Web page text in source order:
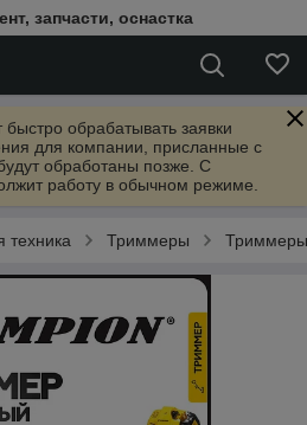
запчасти, оснастка
обрабатывать заявки
для компании, присланные с
обработаны позже. С
работу в обычном режиме.
техника Триммеры